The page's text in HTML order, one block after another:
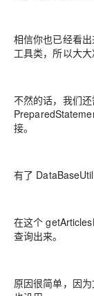
相信你也已经看
工具类，所以大大
不然的话，我们
接。
有了
在这个
查询出来。
原因很简单，因